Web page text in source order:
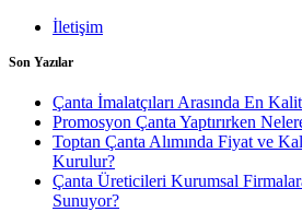
İletişim
Son Yazılar
Çanta İmalatçıları Arasında En
Promosyon Çanta Yaptırırken
Toptan Çanta Alımında Fiyat ve
Kurulur?
Çanta Üreticileri Kurumsal
Sunuyor?